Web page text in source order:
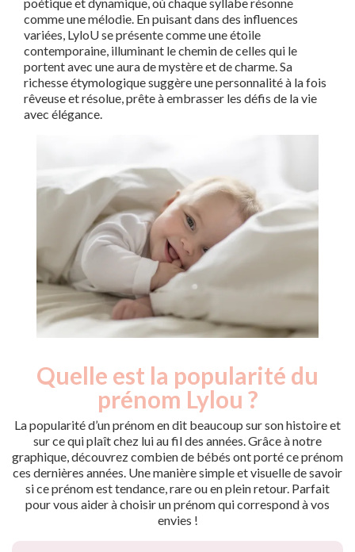
comme une mélodie. En puisant dans des influences
variées, LyloU se présente comme une étoile
contemporaine, illuminant le chemin de celles qui le
portent avec une aura de mystère et de charme. Sa
richesse étymologique suggère une personnalité à la fois
rêveuse et résolue, prête à embrasser les défis de la vie
avec élégance.
Quelle est la popularité du
prénom Lylou ?
La popularité d’un prénom en dit beaucoup sur son histoire et
sur ce qui plaît chez lui au fil des années. Grâce à notre
graphique, découvrez combien de bébés ont porté ce prénom
ces dernières années. Une manière simple et visuelle de savoir
si ce prénom est tendance, rare ou en plein retour. Parfait
pour vous aider à choisir un prénom qui correspond à vos
envies !
Année
Nouveaux-
nés
2010
635
2011
695
2012
655
2013
670
2014
605
2015
490